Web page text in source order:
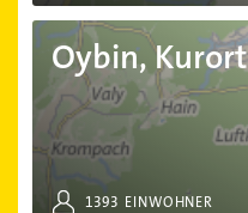
Oybin, Kurort
EINWOHNER
1393
Oybin, Kurort